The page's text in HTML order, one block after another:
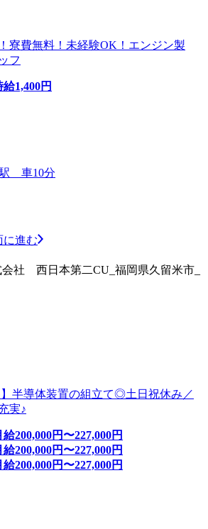
寮費無料！未経験OK！エンジン製
フ
給1,400円
車10分
に進む
社 西日本第二CU_福岡県久留米市_
】半導体装置の組立て◎土日祝休み／
実♪
給200,000円〜227,000円
給200,000円〜227,000円
給200,000円〜227,000円